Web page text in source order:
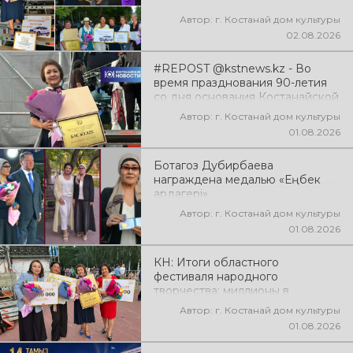
Автор: г. Костанай дом культуры
02.08.2026
#REPOST @kstnews.kz - Во
время празднования 90-летия
со дня основания Костанайской
области подвели итоги 38-го
фестиваля самодеятельного
Автор: г. Костанай дом культуры
01.08.2026
Ботагоз Дубирбаева
награждена медалью «Еңбек
ардагері»
Автор: г. Костанай дом культуры
01.08.2026
КН: Итоги областного
фестиваля народного
творчества: миллионы в
культуруАвтор: г. Костанай дом культуры
01.08.2026